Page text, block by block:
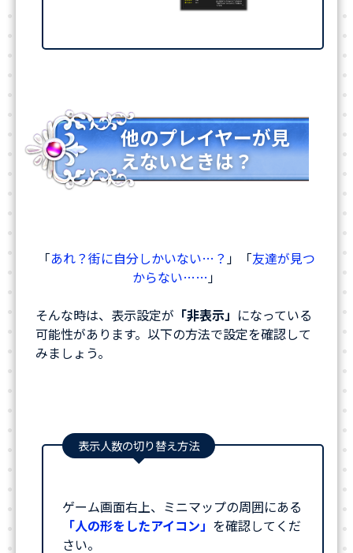
他のプレイヤーが見
えないときは？
「あれ？街に自分しかいない…？」「友達が見つ
からない……」
そんな時は、表示設定が 「非表示」 になっている
可能性があります。以下の方法で設定を確認して
みましょう。
表示人数の切り替え方法
ゲーム画面右上、ミニマップの周囲にある
「人の形をしたアイコン」 を確認してくだ
さい。